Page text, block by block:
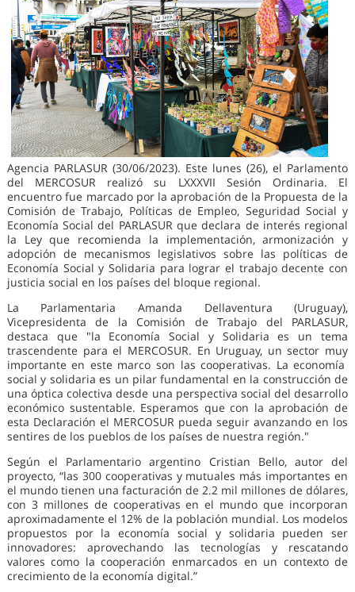
Agencia PARLASUR (30/06/2023). Este lunes (26), el Parlamento
del MERCOSUR realizó su LXXXVII Sesión Ordinaria. El
encuentro fue marcado por la aprobación de la Propuesta de la
Comisión de Trabajo, Políticas de Empleo, Seguridad Social y
Economía Social del PARLASUR que declara de interés regional
la Ley que recomienda la implementación, armonización y
adopción de mecanismos legislativos sobre las políticas de
Economía Social y Solidaria para lograr el trabajo decente con
justicia social en los países del bloque regional.
La Parlamentaria Amanda Dellaventura (Uruguay),
Vicepresidenta de la Comisión de Trabajo del PARLASUR,
destaca que "la Economía Social y Solidaria es un tema
trascendente para el MERCOSUR. En Uruguay, un sector muy
importante en este marco son las cooperativas. La economía
social y solidaria es un pilar fundamental en la construcción de
una óptica colectiva desde una perspectiva social del desarrollo
económico sustentable. Esperamos que con la aprobación de
esta Declaración el MERCOSUR pueda seguir avanzando en los
sentires de los pueblos de los países de nuestra región."
Según el Parlamentario argentino Cristian Bello, autor del
proyecto, “las 300 cooperativas y mutuales más importantes en
el mundo tienen una facturación de 2.2 mil millones de dólares,
con 3 millones de cooperativas en el mundo que incorporan
aproximadamente el 12% de la población mundial. Los modelos
propuestos por la economía social y solidaria pueden ser
innovadores: aprovechando las tecnologías y rescatando
valores como la cooperación enmarcados en un contexto de
crecimiento de la economía digital.”